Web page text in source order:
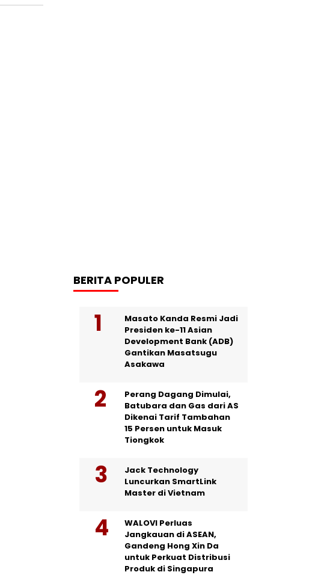
BERITA POPULER
Masato Kanda Resmi Jadi
Presiden ke-11 Asian
Development Bank (ADB)
Gantikan Masatsugu
Asakawa
Perang Dagang Dimulai,
Batubara dan Gas dari AS
Dikenai Tarif Tambahan
15 Persen untuk Masuk
Tiongkok
Jack Technology
Luncurkan SmartLink
Master di Vietnam
WALOVI Perluas
Jangkauan di ASEAN,
Gandeng Hong Xin Da
untuk Perkuat Distribusi
Produk di Singapura